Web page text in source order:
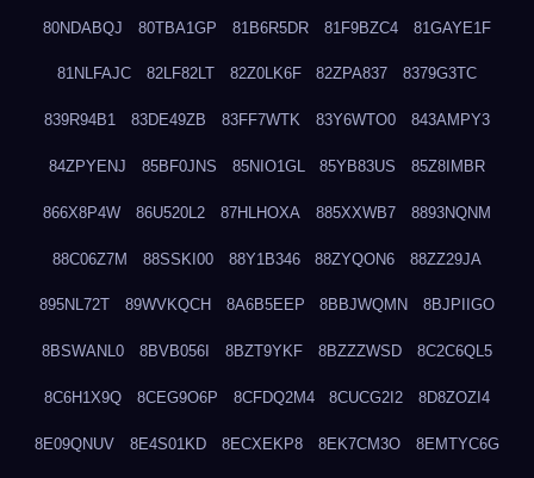
80NDABQJ 80TBA1GP 81B6R5DR 81F9BZC4 81GAYE1F
81NLFAJC 82LF82LT 82Z0LK6F 82ZPA837 8379G3TC
839R94B1 83DE49ZB 83FF7WTK 83Y6WTO0 843AMPY3
84ZPYENJ 85BF0JNS 85NIO1GL 85YB83US 85Z8IMBR
866X8P4W 86U520L2 87HLHOXA 885XXWB7 8893NQNM
88C06Z7M 88SSKI00 88Y1B346 88ZYQON6 88ZZ29JA
895NL72T 89WVKQCH 8A6B5EEP 8BBJWQMN 8BJPIIGO
8BSWANL0 8BVB056I 8BZT9YKF 8BZZZWSD 8C2C6QL5
8C6H1X9Q 8CEG9O6P 8CFDQ2M4 8CUCG2I2 8D8ZOZI4
8E09QNUV 8E4S01KD 8ECXEKP8 8EK7CM3O 8EMTYC6G